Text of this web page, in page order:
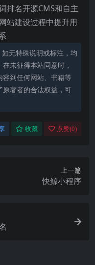
排名开源CMS和自主
站建设过程中提升用
无特殊说明或标注，均
未征得本站同意时，
到任何网站、书籍等
著者的合法权益，可
收藏 点赞(0)
上一篇
快鲸小程序